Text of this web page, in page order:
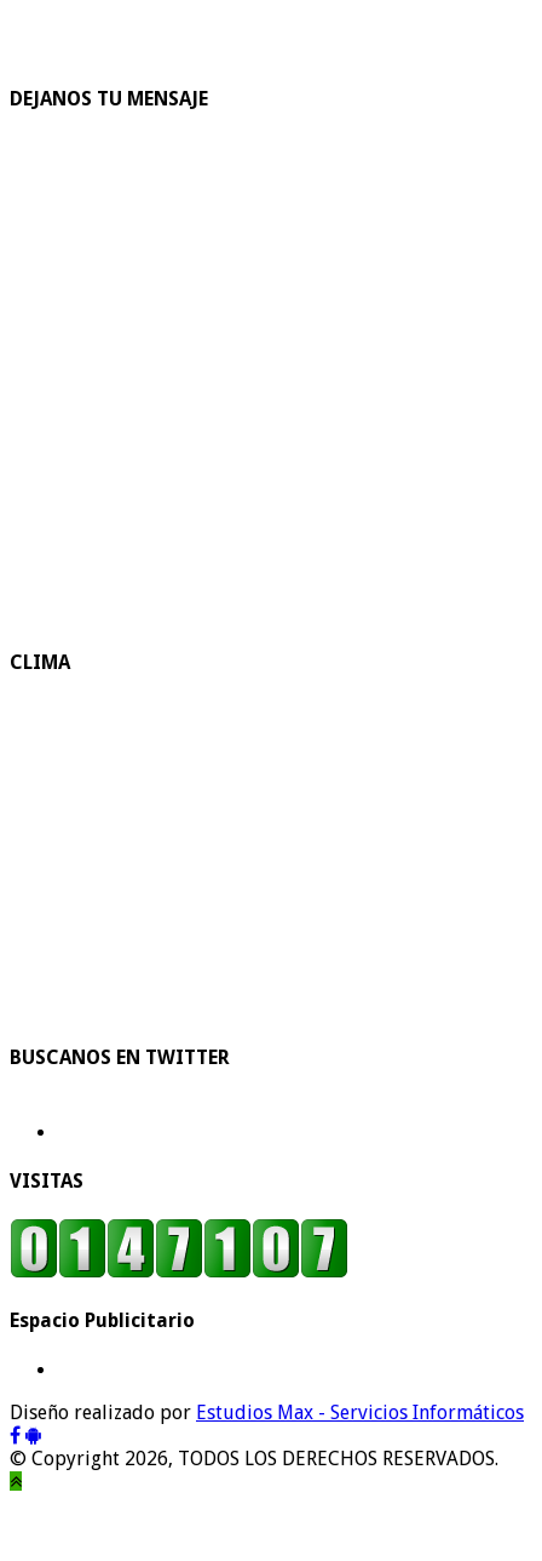
DEJANOS TU MENSAJE
CLIMA
BUSCANOS EN TWITTER
VISITAS
Espacio Publicitario
Diseño realizado por Estudios Max - Servicios Informáticos
© Copyright 2026, TODOS LOS DERECHOS RESERVADOS.